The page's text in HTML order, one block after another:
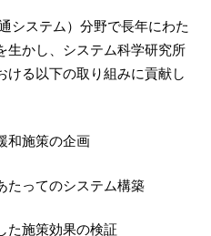
システム）分野で長年にわた
生かし、システム科学研究所
ける以下の取り組みに貢献し
和施策の企画
たってのシステム構築
た施策効果の検証